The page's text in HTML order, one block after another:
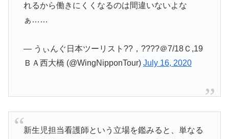
れるから働きにくくなるのは間違いないよな
ぁ……
— うぃんぐ日本ツーリスト??，????＠7/18Ｃ,19
ＢＡ西大橋 (@WingNipponTour) July 16, 2020
新生児担当看護師という立場を鑑みると、単なる